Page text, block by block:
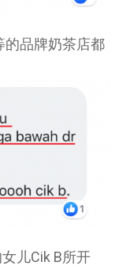
的品牌奶茶店都
儿Cik B所开